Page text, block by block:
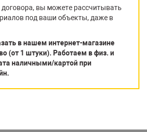
вы можете рассчитывать
под ваши объекты, даже в
в нашем интернет-магазине
(от 1 штуки). Работаем в физ. и
наличными/картой при